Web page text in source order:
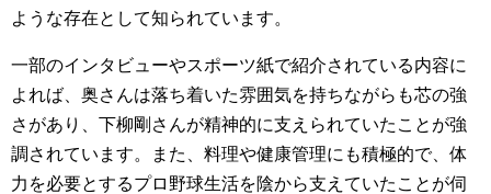
ような存在として知られています。
一部のインタビューやスポーツ紙で紹介されている内容に
よれば、奥さんは落ち着いた雰囲気を持ちながらも芯の強
さがあり、下柳剛さんが精神的に支えられていたことが強
調されています。また、料理や健康管理にも積極的で、体
力を必要とするプロ野球生活を陰から支えていたことが伺